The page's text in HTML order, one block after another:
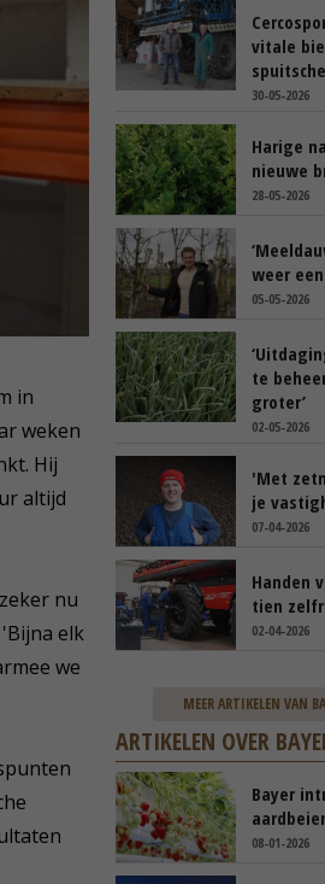
in
weken
Hij
altijd
nu
elk
we
vitale
30-05-2026
Harige
nieuwe
28-05-2026
weer
05-05-2026
te
groter’
02-05-2026
'Met
je
07-04-2026
Handen
tien
02-04-2026
MEER ARTIKELEN VAN
ARTIKELEN OVER
Bayer
08-01-2026